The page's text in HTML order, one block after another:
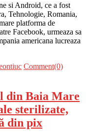
si Android, ce a fost
Tehnologie, Romania,
platforma de
Facebook, urmeaza sa
americana lucreaza
Comment(0)
din Baia Mare
sterilizate,
din pix